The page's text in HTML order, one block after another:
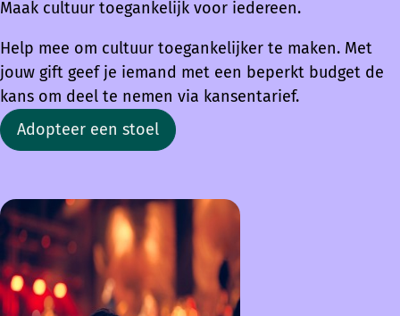
Maak cultuur toegankelijk voor iedereen.
Help mee om cultuur toegankelijker te maken. Met
jouw gift geef je iemand met een beperkt budget de
kans om deel te nemen via kansentarief.
Adopteer een stoel